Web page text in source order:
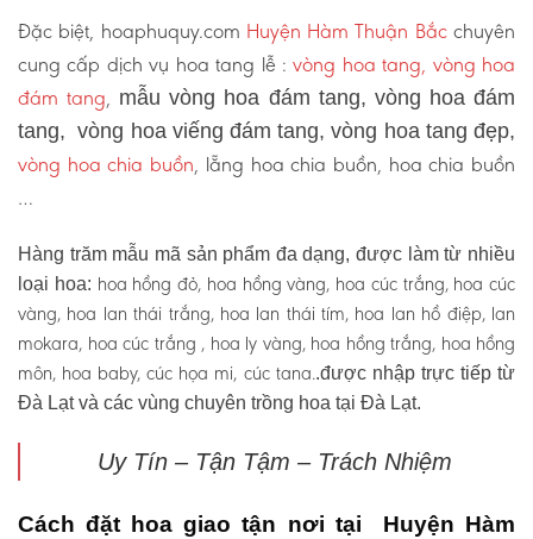
Đặc biệt, hoaphuquy.com Huyện Hàm Thuận Bắcchuyên
cung cấp dịch vụ hoa tang lễ :vòng hoa tang, vòng hoa
đám tang, mẫu vòng hoa đám tang, vòng hoa đám
tang, vòng hoa viếng đám tang, vòng hoa tang đẹp,
vòng hoa chia buồn, lẵng hoa chia buồn, hoa chia buồn
…
Hàng trăm mẫu mã sản phẩm đa dạng, được làm từ nhiều
loại hoa: hoa hồng đỏ, hoa hồng vàng, hoa cúc trắng, hoa cúc
vàng, hoa lan thái trắng, hoa lan thái tím, hoa lan hồ điệp, lan
mokara, hoa cúc trắng , hoa ly vàng, hoa hồng trắng, hoa hồng
môn, hoa baby, cúc họa mi, cúc tana..được nhập trực tiếp từ
Đà Lạt và các vùng chuyên trồng hoa tại Đà Lạt.
Uy Tín – Tận Tậm – Trách Nhiệm
Cách đặt hoa giao tận nơi tại Huyện Hàm